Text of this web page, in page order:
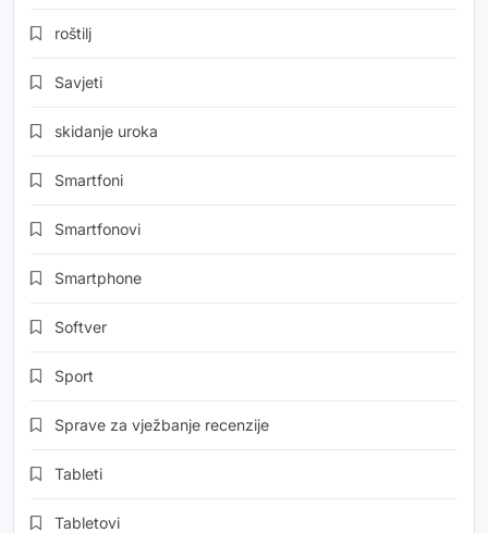
roštilj
Savjeti
skidanje uroka
Smartfoni
Smartfonovi
Smartphone
Softver
Sport
Sprave za vježbanje recenzije
Tableti
Tabletovi